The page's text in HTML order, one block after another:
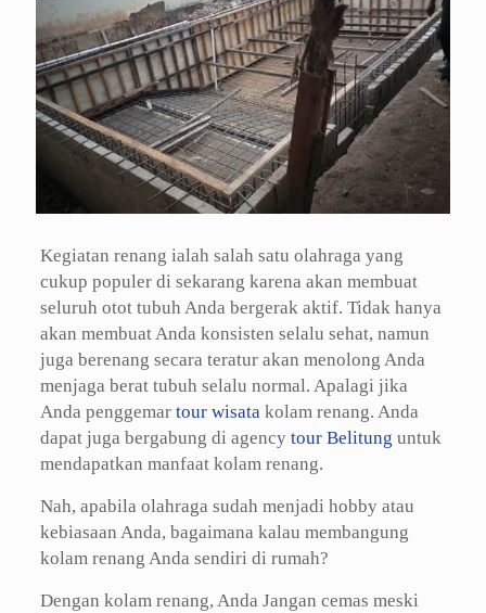
Kegiatan renang ialah salah satu olahraga yang
cukup populer di sekarang karena akan membuat
seluruh otot tubuh Anda bergerak aktif. Tidak hanya
akan membuat Anda konsisten selalu sehat, namun
juga berenang secara teratur akan menolong Anda
menjaga berat tubuh selalu normal. Apalagi jika
Anda penggemar tour wisatakolam renang. Anda
dapat juga bergabung di agency tour Belitung untuk
mendapatkan manfaat kolam renang.
Nah, apabila olahraga sudah menjadi hobby atau
kebiasaan Anda, bagaimana kalau membangung
kolam renang Anda sendiri di rumah?
Dengan kolam renang, Anda Jangan cemas meski